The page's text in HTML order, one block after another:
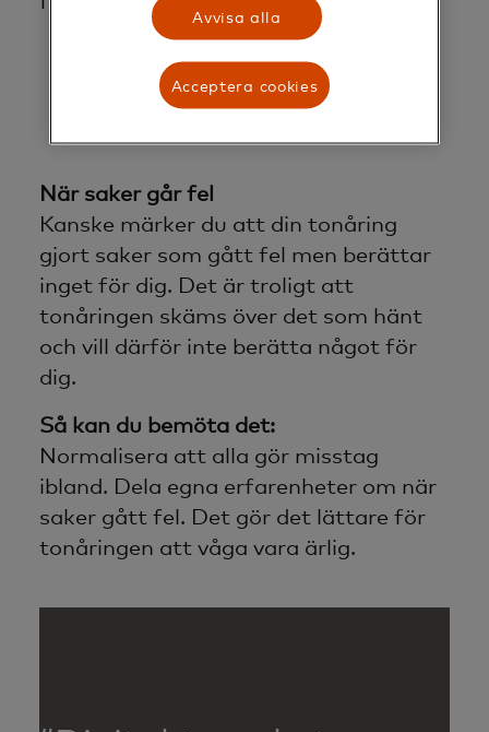
När saker går fel
Kanske märker du att din tonåring
gjort saker som gått fel men berättar
inget för dig. Det är troligt att
tonåringen skäms över det som hänt
och vill därför inte berätta något för
dig.
Så kan du bemöta det:
Normalisera att alla gör misstag
ibland. Dela egna erfarenheter om när
saker gått fel. Det gör det lättare för
tonåringen att våga vara ärlig.
Avvisa alla
Acceptera cookies